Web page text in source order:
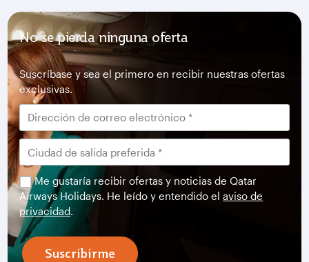
No se pierda ninguna oferta
Suscríbase y sea el primero en recibir nuestras ofertas
exclusivas.
Me gustaría recibir ofertas y noticias de Qatar
Airways Holidays. He leído y entendido elaviso de
privacidad.
Suscribirme